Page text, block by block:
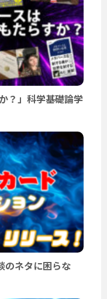
？」科学基礎論学
のネタに困らな